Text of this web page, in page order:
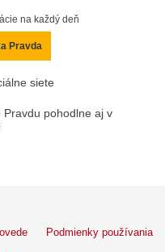
na každý deň
Pravda
siete
pohodlne aj v
Podmienky používania